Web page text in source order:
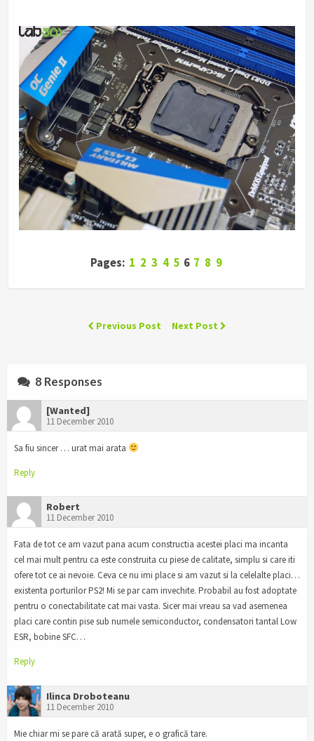
Pages: 1 2 3 4 5 6 7 8 9
Previous Post Next Post
8 Responses
[Wanted]
11 December 2010
Sa fiu sincer … urat mai arata
Reply
Robert
11 December 2010
Fata de tot ce am vazut pana acum constructia acestei placi ma incanta
cel mai mult pentru ca este construita cu piese de calitate, simplu si care iti
ofere tot ce ai nevoie. Ceva ce nu imi place si am vazut si la celelalte placi…
existenta porturilor PS2! Mi se par cam invechite. Probabil au fost adoptate
pentru o conectabilitate cat mai vasta. Sicer mai vreau sa vad asemenea
placi care contin pise sub numele semiconductor, condensatori tantal Low
ESR, bobine SFC…
Reply
Ilinca Droboteanu
11 December 2010
Mie chiar mi se pare că arată super, e o grafică tare.